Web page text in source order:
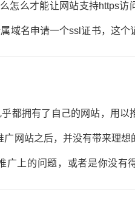
怎么才能让网站支持https访
域名申请一个ssl证书，这个
如果你只是让网站支持https
都拥有了自己的网站，用以
网站之后，并没有带来理想
广上的问题，或者是你没有